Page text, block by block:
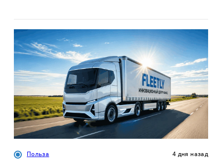
Польза 4 дня назад